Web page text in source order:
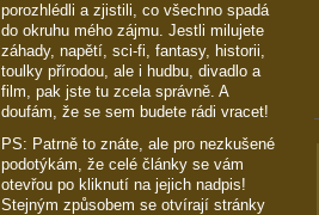
porozhlédli a zjistili, co všechno spadá
do okruhu mého zájmu. Jestli milujete
záhady, napětí, sci-fi, fantasy, historii,
toulky přírodou, ale i hudbu, divadlo a
film, pak jste tu zcela správně. A
doufám, že se sem budete rádi vracet!
PS: Patrně to znáte, ale pro nezkušené
podotýkám, že celé články se vám
otevřou po kliknutí na jejich nadpis!
Stejným způsobem se otvírají stránky